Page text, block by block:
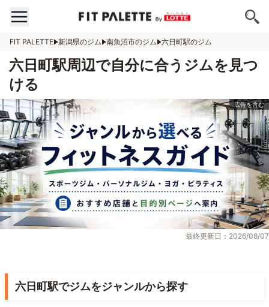
FIT PALETTE 新潟県のジム 南魚沼市のジム 六日町駅のジム
六日町駅周辺で自分に合うジムを見つ
ける
最終更新日：2026/08/07
六日町駅でジムをジャンルから探す